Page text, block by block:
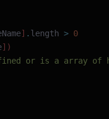
] . length > 0
])
or is a array of